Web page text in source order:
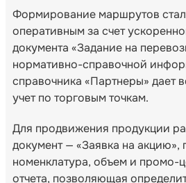
Формирование маршрутов
оперативным за счет
документа «Задание на
нормативно-справочной
справочника «Партнеры» дает
учет по торговым точкам.
Для продвижения продукции
документ — «Заявка на акцию»,
номенклатура, объем и промо-
отчета, позволяющая